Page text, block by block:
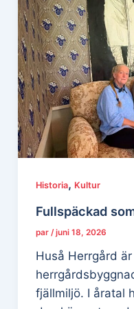
Historia, Kultur
Fullspäckad
par /juni 18, 2026
Huså Herrgård
fjällmiljö. I åratal